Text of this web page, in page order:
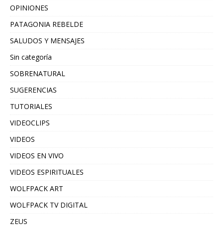
OPINIONES
PATAGONIA REBELDE
SALUDOS Y MENSAJES
Sin categoría
SOBRENATURAL
SUGERENCIAS
TUTORIALES
VIDEOCLIPS
VIDEOS
VIDEOS EN VIVO
VIDEOS ESPIRITUALES
WOLFPACK ART
WOLFPACK TV DIGITAL
ZEUS